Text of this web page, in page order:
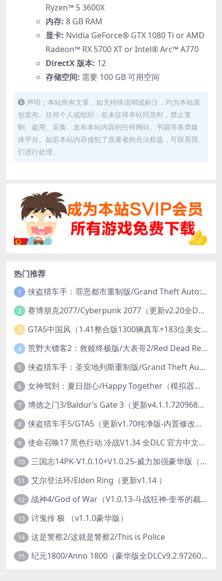
Ryzen™ 5 3600X
内存: 8 GB RAM
显卡: Nvidia GeForce® GTX 1080 Ti or AMD
Radeon™ RX 5700 XT or Intel® Arc™ A770
DirectX 版本: 12
存储空间: 需要 100 GB 可用空间
声明：本站所有文章，如无特殊说明或标注，均为本站原
创发布。任何个人或组织，在未征得本站同意时，禁止复
制、盗用、采集、发布本站内容到任何网站、书籍等各类媒
体平台。如若本站内容侵犯了原著者的合法权益，可联系我
们进行处理。
热门推荐
1 侠盗猎车手：罪恶都市重制版/Grand Theft Auto: Vice City – The Definitive Edition
2 赛博朋克2077/Cyberpunk 2077（更新v2.20全DLC）
3 GTA5中国风（1.41整合版1300辆真车+183位美女与英雄+200%存档）
4 荒野大镖客2：救赎终极版/大表哥2/Red Dead Redemption 2: Ultimate Edition（更新v1491.50终极版）
5 侠盗猎车手：圣安地列斯重制版/Grand Theft Auto: San Andreas – The Definitive Edition（更新v1.113.49697469）
6 女神驾到：夏日甜心/Happy Together（模拟器版-升级豪华终极珍藏版+全DLC）
7 博德之门3/Baldur’s Gate 3（更新v4.1.1.7209685）
8 侠盗猎车手5/GTA5（更新v1.70纯净版-内置修改器+通关存档）
9 使命召唤17 黑色行动 冷战V1.34 全DLC 官方中文版COD17
10 三国志14PK-V1.0.10+V1.0.25-威力加强豪华版（武将面容套装-全DLC+季票+特典+中文语音+编辑修改器）
11 艾尔登法环/Elden Ring（更新v1.14 ）
12 战神4/God of War（V1.0.13-斗战狂神-奎爷的裁决+全DLC）
13 讨鬼传 极 （v1.1.0豪华版）
14 这是警察2/这就是警察2/This is Police
15 纪元1800/Anno 1800（豪华版全DLCv9.2.972600）